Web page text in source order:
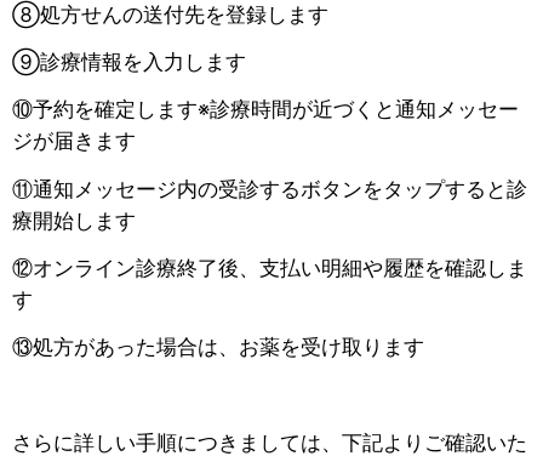
⑧処方せんの送付先を登録します
⑨診療情報を入力します
⑩予約を確定します※診療時間が近づくと通知メッセー
ジが届きます
⑪通知メッセージ内の受診するボタンをタップすると診
療開始します
⑫オンライン診療終了後、支払い明細や履歴を確認しま
す
⑬処方があった場合は、お薬を受け取ります
さらに詳しい手順につきましては、下記よりご確認いた